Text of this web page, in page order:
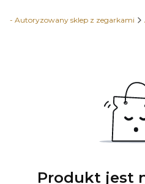
- Autoryzowany sklep z zegarkami
Produkt jest